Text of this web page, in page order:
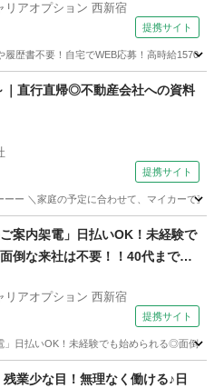
リアオプション 西新宿
提携サイト
履歴書不要！自宅でWEB応募！高時給
｜直行直帰◎不動産会社への資料
提携サイト
ーー ＼家庭の予定に合わせて、マイカーで
務
ご案内架電」日払いOK！未経験で
倒な来社は不要！！40代まで幅
リアオプション 西新宿
提携サイト
」日払いOK！未経験でも始められる◎面
残業少な目！無理なく働ける♪日